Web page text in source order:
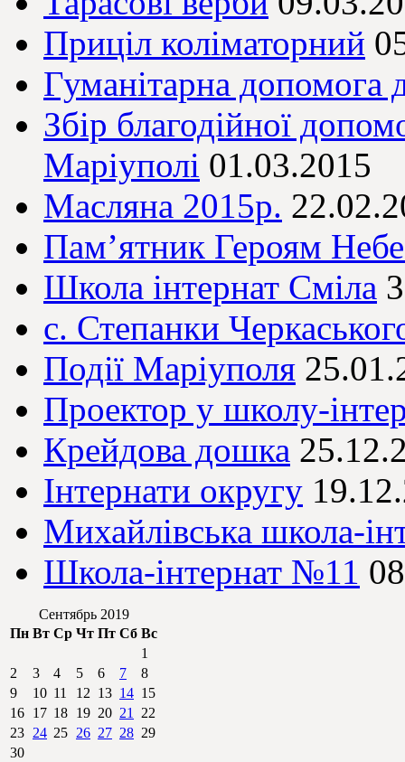
Приціл коліматорний
Гуманітарна допомога
Збір благодійної
Маріуполі 01.03.2015
Масляна 2015р.
Пам’ятник Героям
Школа інтернат Сміла
с. Степанки
Події Маріуполя
Проектор у школу-
Крейдова дошка
Інтернати округу
Михайлівська школа-
Школа-інтернат №11
Сентябрь 2019
Пн Вт Ср Чт Пт Сб Вс
1
2
3 4 5 6 7
8
9
10 11 12 13 14 15
16 17 18 19 20 21
22
23 24 25 26 27 28 29
30